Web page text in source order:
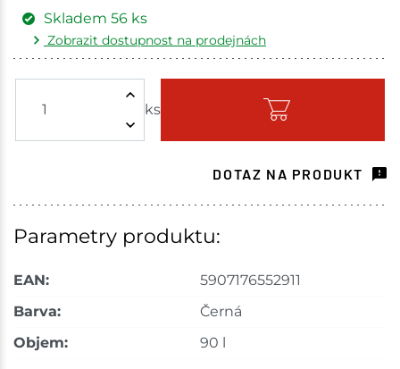
ks
Skladem 56 ks
Zobrazit dostupnost na prodejnách
Skladem - ihned k odeslání
Choceň 8 ks
Skladem na prodejně - doručení do 7 dnů
DOTAZ NA PRODUKT
Parametry produktu:
EAN:
5907176552911
Barva:
Černá
Objem:
90 l